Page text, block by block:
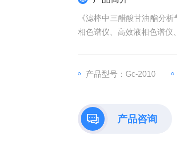
《滤棒中三醋酸甘油酯分
相色谱仪、高效液相色谱仪
产品型号：Gc-2010
产品咨询